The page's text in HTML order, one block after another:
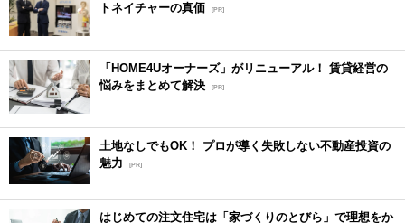
トネイチャーの真価 [PR]
「HOME4Uオーナーズ」がリニューアル！ 賃貸経営の
悩みをまとめて解決 [PR]
土地なしでもOK！ プロが導く失敗しない不動産投資の
魅力
[PR]
はじめての注文住宅は「家づくりのとびら」で理想をか